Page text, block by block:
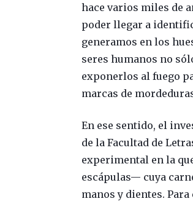
hace varios miles de
poder llegar a
generamos en los
seres humanos no
exponerlos al fuego
marcas de
En ese sentido, el
de la Facultad de
experimental en la
escápulas— cuya
manos y dientes.